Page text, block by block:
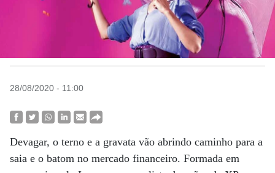
28/08/2020 - 11:00
Devagar, o terno e a gravata vão abrindo caminho para a
saia e o batom no mercado financeiro. Formada em